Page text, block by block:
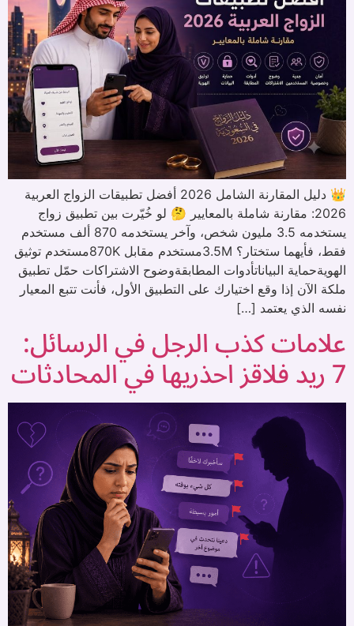
👑 دليل المقارنة الشامل 2026 أفضل تطبيقات الزواج العربية
2026: مقارنة شاملة بالمعايير 🤔 لو خُيّرت بين تطبيق زواج
يستخدمه 3.5 مليون شخص، وآخر يستخدمه 870 ألف مستخدم
فقط، فأيهما ستختار؟ 3.5Mمستخدم مقابل 870Kمستخدم توثيق
الهويةحماية البياناتأدوات المطابقةوضوح الاشتراكات حمّل تطبيق
ملكة الآن إذا وقع اختيارك على التطبيق الأول، فأنت تتبع المعيار
نفسه الذي يعتمد […]
علامات كذب الرجل في الرسائل:
7 ريد فلاقز احذريها في المحادثات